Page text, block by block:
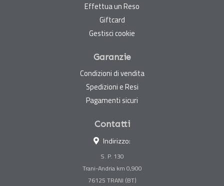
Effettua un Reso
Giftcard
Gestisci cookie
Garanzie
Condizioni di vendita
Spedizioni e Resi
Pagamenti sicuri
Contatti
Indirizzo:
S. P. 130
Trani-Andria km 0,900